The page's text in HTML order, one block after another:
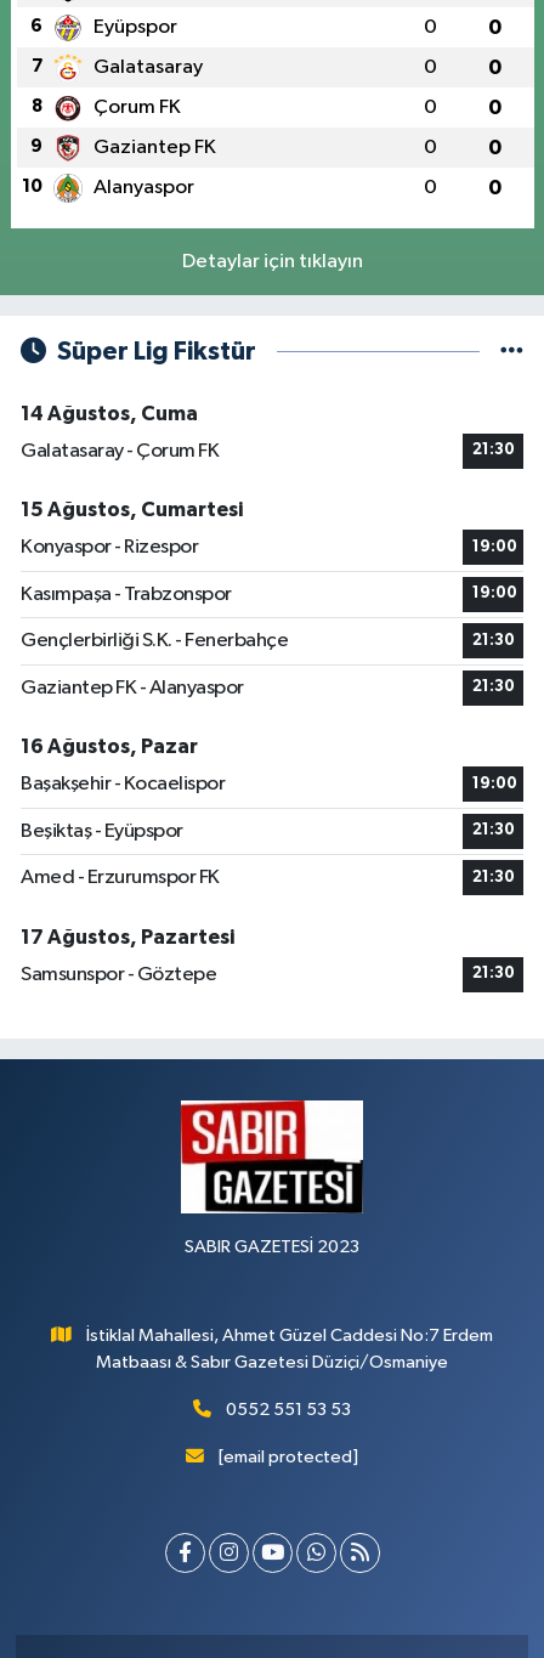
6 Eyüpspor 0 0
7 Galatasaray 0 0
8 Çorum FK 0 0
9 Gaziantep FK 0 0
10 Alanyaspor 0 0
Detaylar için tıklayın
Süper Lig Fikstür
14 Ağustos, Cuma
Galatasaray - Çorum FK
21:30
15 Ağustos, Cumartesi
Konyaspor - Rizespor
19:00
Kasımpaşa - Trabzonspor 19:00
Gençlerbirliği S.K. - Fenerbahçe 21:30
Gaziantep FK - Alanyaspor 21:30
16 Ağustos, Pazar
Başakşehir - Kocaelispor
19:00
Beşiktaş - Eyüpspor 21:30
Amed - Erzurumspor FK 21:30
17 Ağustos, Pazartesi
Samsunspor - Göztepe
21:30
SABIR GAZETESİ 2023
İstiklal Mahallesi, Ahmet Güzel Caddesi No:7 Erdem
Matbaası & Sabır Gazetesi Düziçi/Osmaniye
0552 551 53 53
[email protected]